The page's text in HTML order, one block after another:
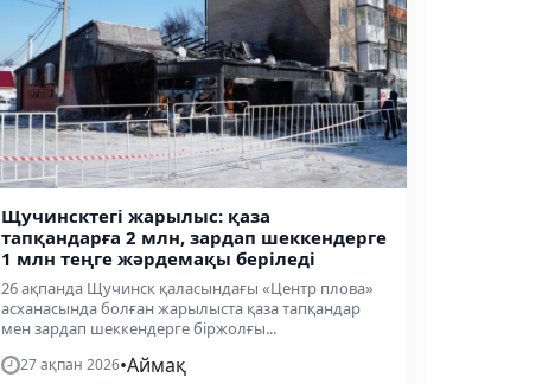
Щучинсктегі жарылыс: қаза
тапқандарға 2 млн, зардап шеккендерге
1 млн теңге жәрдемақы беріледі
26 ақпанда Щучинск қаласындағы «Центр плова»
асханасында болған жарылыста қаза тапқандар
мен зардап шеккендерге біржолғы...
27 ақпан 2026•Аймақ